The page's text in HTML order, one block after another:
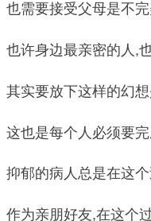
也需要接受父母是不
也许身边最亲密的人,
其实要放下这样的幻想
这也是每个人必须要完
抑郁的病人总是在这
作为亲朋好友,在这个